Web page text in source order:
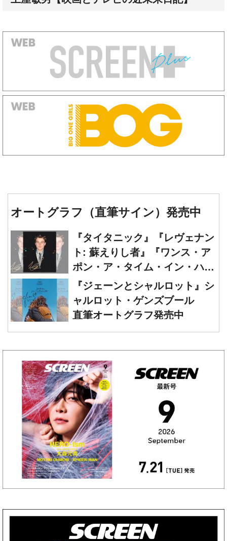
オートグラフ（直筆サイン）発売中
『タイタニック』『レヴェナン
ト: 蘇えりし者』『ワンス・ア
ポン・ア・タイム・イン・ハリ
ウッド』レオナルド・ディカプ
リオ 直筆オートグラフ発売中
『ジェーンとシャルロット』シ
ャルロット・ゲンズブール
直筆オートグラフ発売中